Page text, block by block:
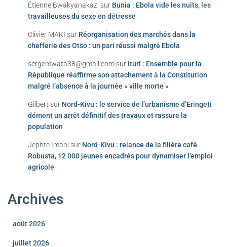
Étienne Bwakyanakazi sur Bunia : Ebola vide les nuits, les
travailleuses du sexe en détresse
Olivier MAKI sur Réorganisation des marchés dans la
chefferie des Otso : un pari réussi malgré Ebola
sergemwata38@gmail.comsur Ituri : Ensemble pour la
République réaffirme son attachement à la Constitution
malgré l’absence à la journée « ville morte »
Gilbert sur Nord-Kivu : le service de l’urbanisme d’Eringeti
dément un arrêt définitif des travaux et rassure la
population
Jephte Imani sur Nord-Kivu : relance de la filière café
Robusta, 12 000 jeunes encadrés pour dynamiser l’emploi
agricole
Archives
août 2026
juillet 2026